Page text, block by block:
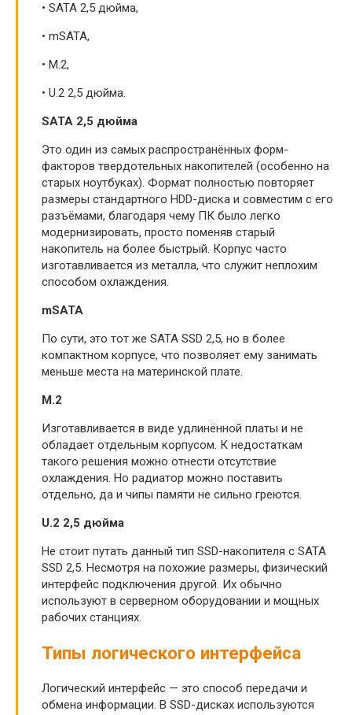
• SATA 2,5 дюйма,
• mSATA,
• M.2,
• U.2 2,5 дюйма.
SATA 2,5 дюйма
Это один из самых распространённых форм-
факторов твердотельных накопителей (особенно на
старых ноутбуках). Формат полностью повторяет
размеры стандартного HDD-диска и совместим с его
разъёмами, благодаря чему ПК было легко
модернизировать, просто поменяв старый
накопитель на более быстрый. Корпус часто
изготавливается из металла, что служит неплохим
способом охлаждения.
mSATA
По сути, это тот же SATA SSD 2,5, но в более
компактном корпусе, что позволяет ему занимать
меньше места на материнской плате.
M.2
Изготавливается в виде удлинённой платы и не
обладает отдельным корпусом. К недостаткам
такого решения можно отнести отсутствие
охлаждения. Но радиатор можно поставить
отдельно, да и чипы памяти не сильно греются.
U.2 2,5 дюйма
Не стоит путать данный тип SSD-накопителя с SATA
SSD 2,5. Несмотря на похожие размеры, физический
интерфейс подключения другой. Их обычно
используют в серверном оборудовании и мощных
рабочих станциях.
Типы логического интерфейса
Логический интерфейс — это способ передачи и
обмена информации. В SSD-дисках используются